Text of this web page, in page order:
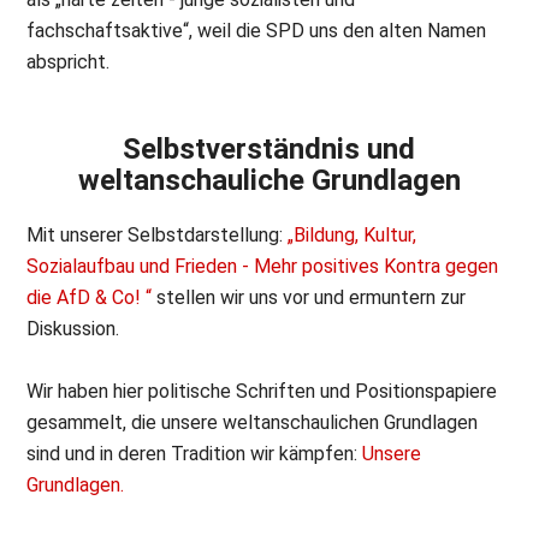
fachschaftsaktive“, weil die SPD uns den alten Namen
abspricht.
Selbstverständnis und
weltanschauliche Grundlagen
Mit unserer Selbstdarstellung:„Bildung, Kultur,
Sozialaufbau und Frieden - Mehr positives Kontra gegen
die AfD & Co! “ stellen wir uns vor und ermuntern zur
Diskussion.
Wir haben hier politische Schriften und Positionspapiere
gesammelt, die unsere weltanschaulichen Grundlagen
sind und in deren Tradition wir kämpfen:Unsere
Grundlagen.